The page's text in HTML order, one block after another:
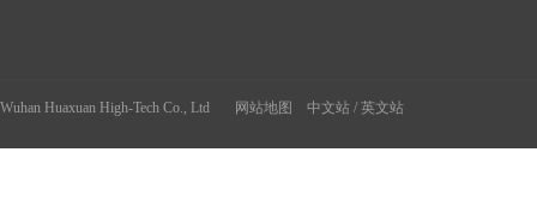
Wuhan Huaxuan High-Tech Co., Ltd 网站地图 中文站 / 英文站